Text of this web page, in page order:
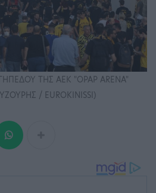
ΤΗΣ ΑΕΚ "OPAP ARENA"
/ EUROKINISSI)